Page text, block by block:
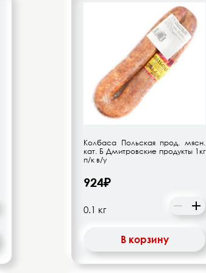
Колбаса Польская прод. мясн.
кат. Б Дмитровские продукты 1кг
п/к в/у
924₽
В корзину